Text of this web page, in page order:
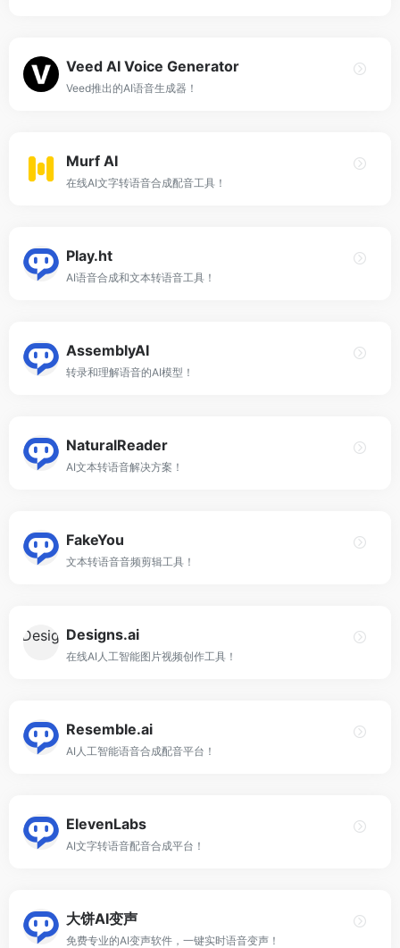
Veed AI Voice Generator
Veed推出的AI语音生成器！
Murf AI
在线AI文字转语音合成配音工具！
Play.ht
AI语音合成和文本转语音工具！
AssemblyAI
转录和理解语音的AI模型！
NaturalReader
AI文本转语音解决方案！
FakeYou
文本转语音音频剪辑工具！
Designs.ai
在线AI人工智能图片视频创作工具！
Resemble.ai
AI人工智能语音合成配音平台！
ElevenLabs
AI文字转语音配音合成平台！
大饼AI变声
免费专业的AI变声软件，一键实时语音变声！